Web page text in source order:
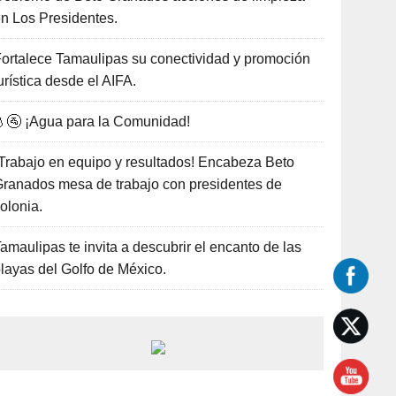
Los Presidentes.
Tamaulipas su conectividad y promoción
desde el AIFA.
¡Agua para la Comunidad!
en equipo y resultados! Encabeza Beto
mesa de trabajo con presidentes de
te invita a descubrir el encanto de las
del Golfo de México.